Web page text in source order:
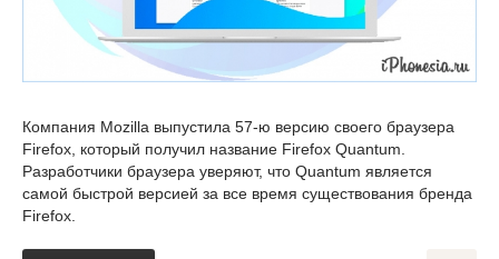
Компания Mozilla выпустила 57-ю версию своего браузера
Firefox, который получил название Firefox Quantum.
Разработчики браузера уверяют, что Quantum является
самой быстрой версией за все время существования бренда
Firefox.